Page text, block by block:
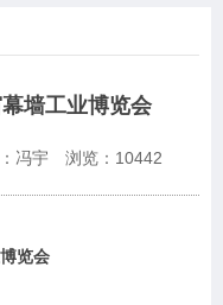
墙工业博览会
冯宇 浏览： 10442
览会